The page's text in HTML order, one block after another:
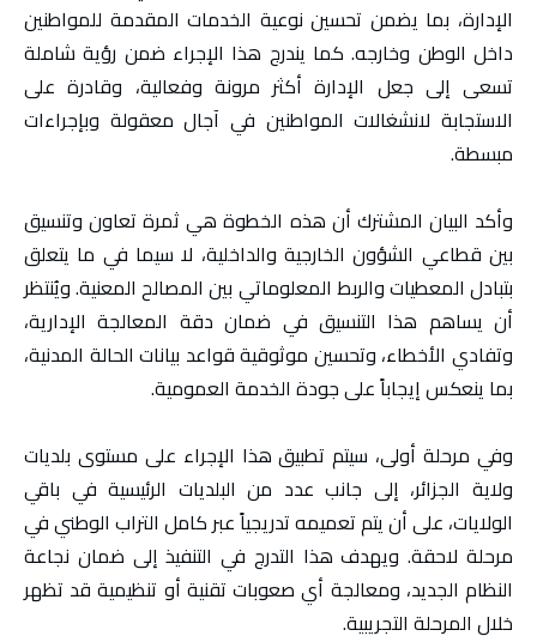
الإدارة، بما يضمن تحسين نوعية الخدمات المقدمة للمواطنين
داخل الوطن وخارجه. كما يندرج هذا الإجراء ضمن رؤية شاملة
تسعى إلى جعل الإدارة أكثر مرونة وفعالية، وقادرة على
الاستجابة لانشغالات المواطنين في آجال معقولة وبإجراءات
مبسطة.
وأكد البيان المشترك أن هذه الخطوة هي ثمرة تعاون وتنسيق
بين قطاعي الشؤون الخارجية والداخلية، لا سيما في ما يتعلق
بتبادل المعطيات والربط المعلوماتي بين المصالح المعنية. ويُنتظر
أن يساهم هذا التنسيق في ضمان دقة المعالجة الإدارية،
وتفادي الأخطاء، وتحسين موثوقية قواعد بيانات الحالة المدنية،
بما ينعكس إيجاباً على جودة الخدمة العمومية.
وفي مرحلة أولى، سيتم تطبيق هذا الإجراء على مستوى بلديات
ولاية الجزائر، إلى جانب عدد من البلديات الرئيسية في باقي
الولايات، على أن يتم تعميمه تدريجياً عبر كامل التراب الوطني في
مرحلة لاحقة. ويهدف هذا التدرج في التنفيذ إلى ضمان نجاعة
النظام الجديد، ومعالجة أي صعوبات تقنية أو تنظيمية قد تظهر
خلال المرحلة التجريبية.